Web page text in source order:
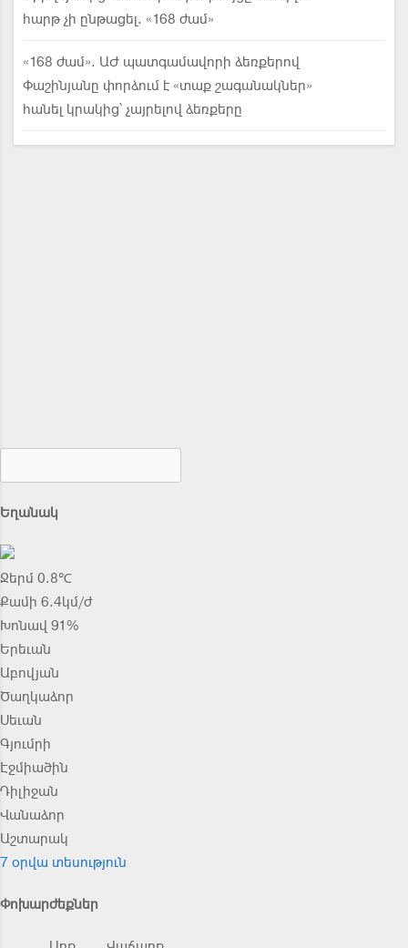
հարթ չի ընթացել. «168 ժամ»
«168 ժամ». ԱԺ պատգամա­վորի ձեռքերով
Փաշինյանը փորձում է «տաք շագանակներ»
հանել կրակից՝ չայրե­լով ձեռքերը
Եղանակ
Ջերմ 0.8℃
Քամի 6.4կմ/ժ
Խոնավ 91%
Երեւան
Աբովյան
Ծաղկաձոր
Սեւան
Գյումրի
Էջմիածին
Դիլիջան
Վանաձոր
Աշտարակ
7 օրվա տեսություն
Փոխարժեքներ